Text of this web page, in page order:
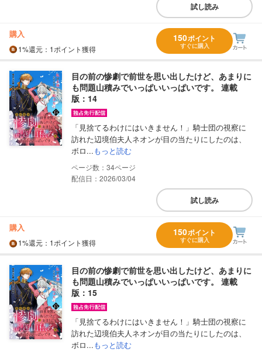
試し読み
購入
1%還元 ：1ポイント獲得
150ポイント
すぐに購入
目の前の惨劇で前世を思い出したけど、あまりに
も問題山積みでいっぱいいっぱいです。 連載
版：14
「見捨てるわけにはいきません！」騎士団の視察に
訪れた辺境伯夫人ネオンが目の当たりにしたのは、
ボロ...もっと読む
34
配信日：2026/03/04
試し読み
購入
1%還元 ：1ポイント獲得
150ポイント
すぐに購入
目の前の惨劇で前世を思い出したけど、あまりに
も問題山積みでいっぱいいっぱいです。 連載
版：15
「見捨てるわけにはいきません！」騎士団の視察に
訪れた辺境伯夫人ネオンが目の当たりにしたのは、
ボロ...もっと読む